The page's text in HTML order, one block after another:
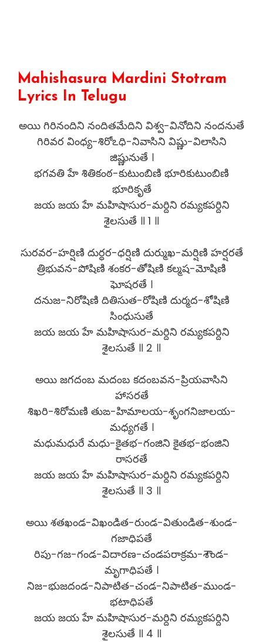
Mahishasura Mardini Stotram
Lyrics In Telugu
అయి గిరినందిని నందితమేదిని విశ్వ-వినోదిని నందనుతే
గిరివర వింధ్య-శిరోఽధి-నివాసిని విష్ణు-విలాసిని
జిష్ణునుతే ।
భగవతి హే శితికంఠ-కుటుంబిణి భూరికుటుంబిణి
భూరికృతే
జయ జయ హే మహిషాసుర-మర్దిని రమ్యకపర్దిని
శైలసుతే ॥ 1 ॥
సురవర-హర్షిణి దుర్ధర-ధర్షిణి దుర్ముఖ-మర్షిణి హర్షరతే
త్రిభువన-పోషిణి శంకర-తోషిణి కల్మష-మోషిణి
ఘోషరతే ।
దనుజ-నిరోషిణి దితిసుత-రోషిణి దుర్మద-శోషిణి
సింధుసుతే
జయ జయ హే మహిషాసుర-మర్దిని రమ్యకపర్దిని
శైలసుతే ॥ 2 ॥
అయి జగదంబ మదంబ కదంబవన-ప్రియవాసిని
హాసరతే
శిఖరి-శిరోమణి తుఙ-హిమాలయ-శృంగనిజాలయ-
మధ్యగతే ।
మధుమధురే మధు-కైతభ-గంజిని కైతభ-భంజిని
రాసరతే
జయ జయ హే మహిషాసుర-మర్దిని రమ్యకపర్దిని
శైలసుతే ॥ 3 ॥
అయి శతఖండ-విఖండిత-రుండ-వితుండిత-శుండ-
గజాధిపతే
రిపు-గజ-గండ-విదారణ-చండపరాక్రమ-శౌండ-
మృగాధిపతే ।
నిజ-భుజదండ-నిపాటిత-చండ-నిపాటిత-ముండ-
భటాధిపతే
జయ జయ హే మహిషాసుర-మర్దిని రమ్యకపర్దిని
శైలసుతే ॥ 4 ॥